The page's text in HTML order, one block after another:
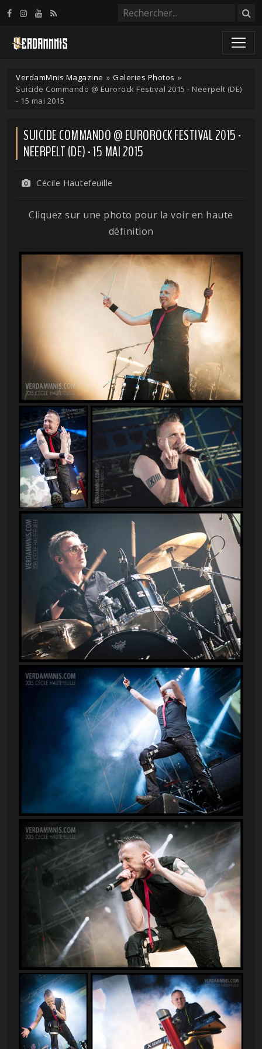
VerdamMnis Magazine » Galeries Photos »
Suicide Commando @ Eurorock Festival 2015 - Neerpelt (DE)
- 15 mai 2015
SUICIDE COMMANDO @ EUROROCK FESTIVAL 2015 -
NEERPELT (DE) - 15 MAI 2015
Cécile Hautefeuille
Cliquez sur une photo pour la voir en haute
définition
Panneau de gestion des cookies